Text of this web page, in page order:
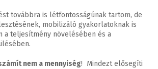
továbbra is létfontosságúnak tartom, de
mobilizáló gyakorlatoknak is
a teljesítmény növelésében és a
nem a mennyiség! Mindezt elősegíti